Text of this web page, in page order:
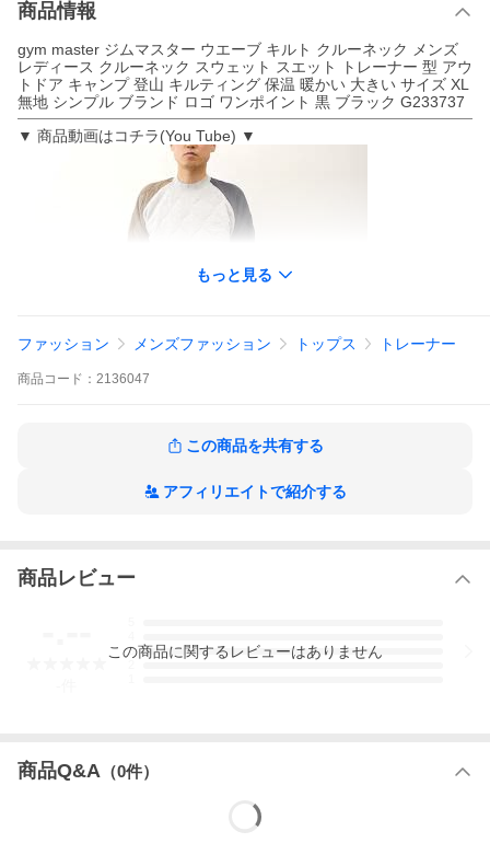
商品情報
gym master ジムマスター ウエーブ キルト クルーネック メンズ
レディース クルーネック スウェット スエット トレーナー 型 アウ
トドア キャンプ 登山 キルティング 保温 暖かい 大きい サイズ XL
無地 シンプル ブランド ロゴ ワンポイント 黒 ブラック G233737
▼ 商品動画はコチラ(You Tube) ▼
視聴ページへ(外部サイト)
⇒ スウェット/パーカー 商品一覧
もっと見る
ファッション メンズファッション トップス トレーナー
商品 コード： 2136047
この商品を共有する
アフィリエイトで紹介する
商品レビュー
3
この商品に関するレビューはありません
商品Q&A （0件）